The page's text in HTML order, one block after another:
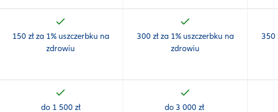
150 zł za 1% uszczerbku na
zdrowiu
300 zł za 1% uszczerbku na
zdrowiu
350
do 1 500 zł do 3 000 zł